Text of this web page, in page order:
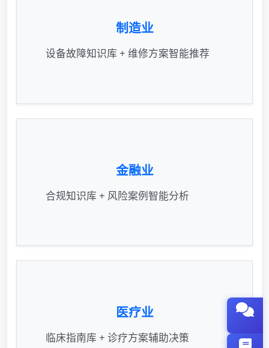
制造业
设备故障知识库 + 维修方案智能推荐
金融业
合规知识库 + 风险案例智能分析
医疗业
临床指南库 + 诊疗方案辅助决策